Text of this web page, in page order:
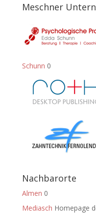
Meschner
Schunn 0
Nachbarorte
Almen 0
Mediasch Homepage